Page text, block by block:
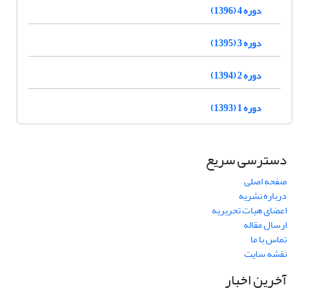
دوره 4 (1396)
دوره 3 (1395)
دوره 2 (1394)
دوره 1 (1393)
دسترسی سریع
صفحه اصلی
درباره نشریه
اعضای هیات تحریریه
ارسال مقاله
تماس با ما
نقشه سایت
آخرین اخبار